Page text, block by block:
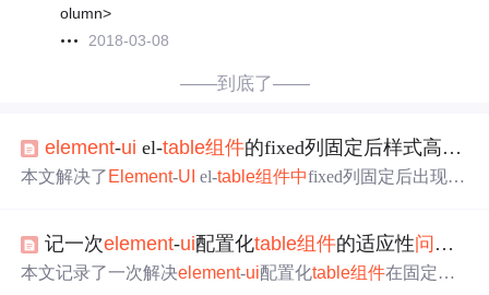
olumn>
2018-03-08
——到底了——
element-ui el-table组件的fixed列固定后样式高度错乱
本文解决了 Element-UI el-table组件中fixed列固定后出现的
记一次element-ui配置化table组件的适应性问题
本文记录了一次解决element-ui配置化table组件在固定高